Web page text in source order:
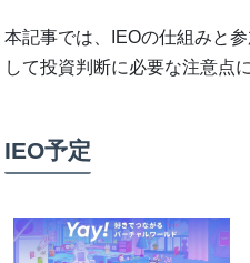
本記事では、IEOの仕組みと
して投資判断に必要な注意点
IEO予定